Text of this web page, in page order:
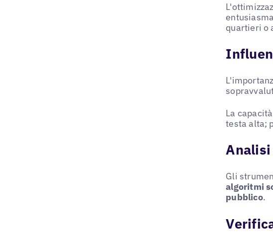
quartieri o
La
testa alta;
Analisi
Gli
algoritmi
pubblico.